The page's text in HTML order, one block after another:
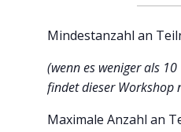
Mindestanzahl an
(wenn es weniger als
findet dieser Workshop
Maximale Anzahl an